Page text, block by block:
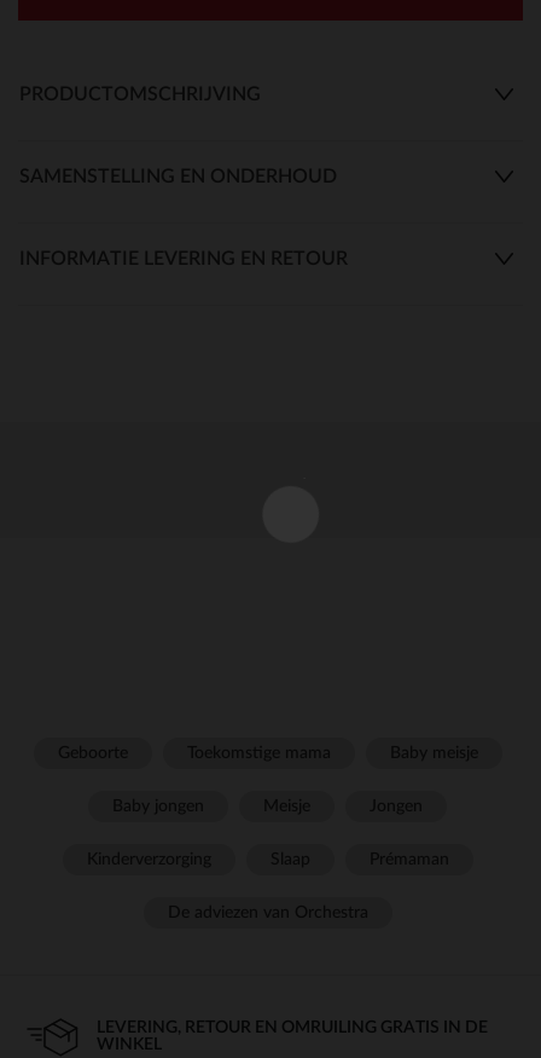
PRODUCTOMSCHRIJVING
SAMENSTELLING EN ONDERHOUD
INFORMATIE LEVERING EN RETOUR
LEVERING, RETOUR EN OMRUILING GRATIS IN DE
WINKEL